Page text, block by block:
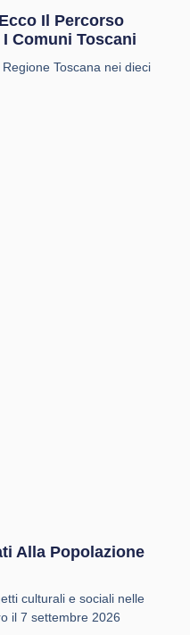
Il Percorso
Comuni Toscani
Toscana nei dieci
Alla Popolazione
culturali e sociali nelle
il 7 settembre 2026